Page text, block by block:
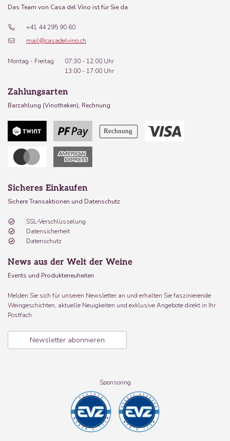
Das Team von Casa del Vino ist für Sie da
+41 44 295 90 60
mail@casadelvino.ch
Montag - Freitag
07:30 - 12:00 Uhr
13:00 - 17:00 Uhr
Zahlungsarten
Barzahlung (Vinotheken), Rechnung
Sicheres Einkaufen
Sichere Transaktionen und Datenschutz
SSL-Verschlüsselung
Datensicherheit
Datenschutz
News aus der Welt der Weine
Events und Produkteneuheiten
Melden Sie sich für unseren Newsletter an und erhalten Sie faszinierende
Weingeschichten, aktuelle Neuigkeiten und exklusive Angebote direkt in Ihr
Postfach.
Newsletter abonnieren
Sponsoring